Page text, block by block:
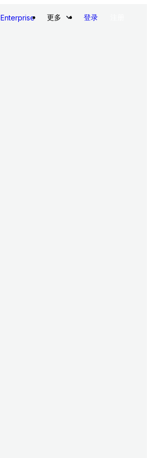
Enterprise 更多 登录